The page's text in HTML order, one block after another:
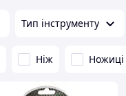
Тип інструменту
Ніж Ножиці